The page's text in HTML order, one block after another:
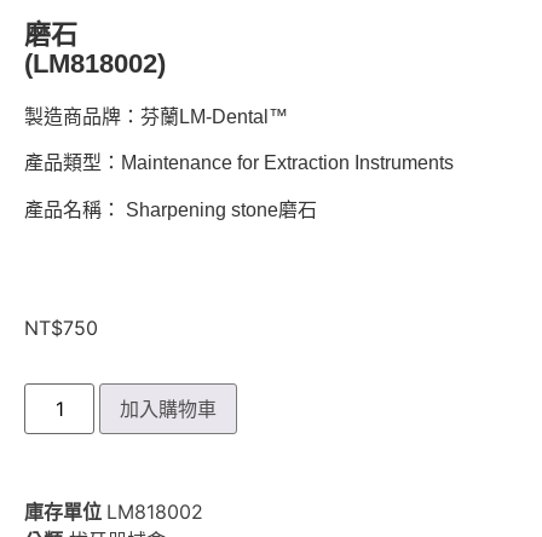
磨石
(LM818002)
製造商品牌：芬蘭LM-Dental™
產品類型：Maintenance for Extraction Instruments
產品名稱： Sharpening stone磨石
NT$750
加入購物車
庫存單位 LM818002